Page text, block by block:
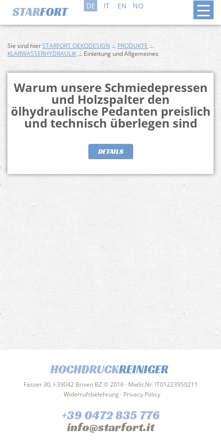
DE IT EN NO
Sie sind hierSTARFORT OEKODESIGN .:. PRODUKTE .:.
KLARWASSERHYDRAULIK .:. Einleitung und Allgemeines
Warum unsere Schmiedepressen
und Holzspalter den
ölhydraulische Pedanten preislich
und technisch überlegen sind
DETAILS
HOCHDRUCKREINIGER
Fasser 30, I-39042 Brixen BZ © 2016 · MwSt.Nr. IT01223950211
· Widerrufsbelehrung · Privacy Policy
+39 0472 835 776
info@starfort.it